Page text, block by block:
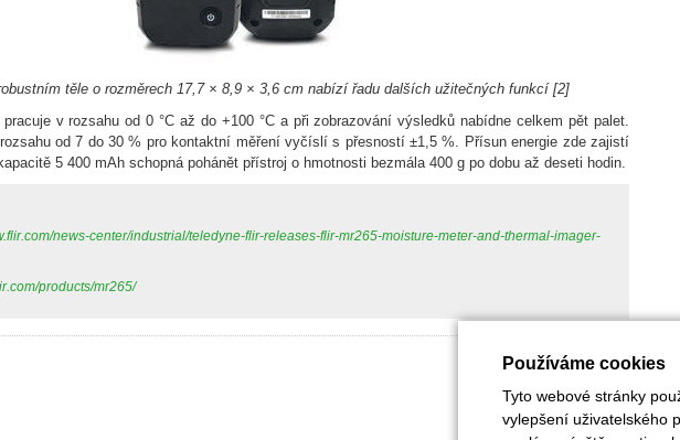
těle o rozměrech 17,7 × 8,9 × 3,6 cm nabízí řadu dalších užitečných funkcí [2]
v rozsahu od 0 °C až do +100 °C a při zobrazování výsledků nabídne celkem pět palet.
od 7 do 30 % pro kontaktní měření vyčíslí s přesností ±1,5 %. Přísun energie zde zajistí
5 400 mAh schopná pohánět přístroj o hmotnosti bezmála 400 g po dobu až deseti hodin.
news-center/industrial/teledyne-flir-releases-flir-mr265-moisture-meter-and-thermal-imager-
products/mr265/
Používáme cookies
Tyto webové stránky
vylepšení uživatelského